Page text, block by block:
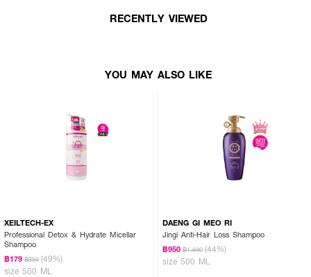
· เทผลิตภัณฑ์ปริมาณเท่าเหรียญ และชโลมลงบนเส้นผมเปียก
· ตามด้วย No.5 Bond Maintenance® Conditioner
RECENTLY VIEWED
YOU MAY ALSO LIKE
XEILTECH-EX
Professional Detox & Hydrate Micellar
Shampoo
฿179 ฿350 (49%)
size 500 ML
DAENG GI MEO RI
Jingi Anti-Hair Loss Shampoo
฿950 ฿1,690 (44%)
size 500 ML